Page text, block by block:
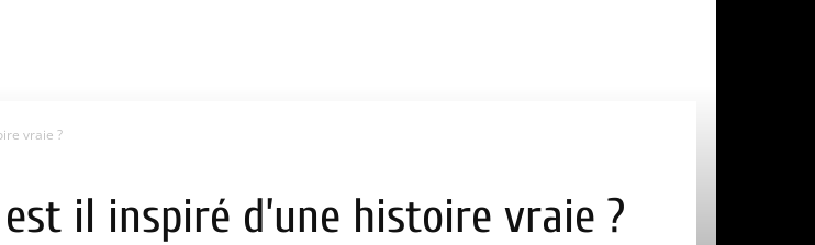
vraie ?
il inspiré d’une histoire vraie ?